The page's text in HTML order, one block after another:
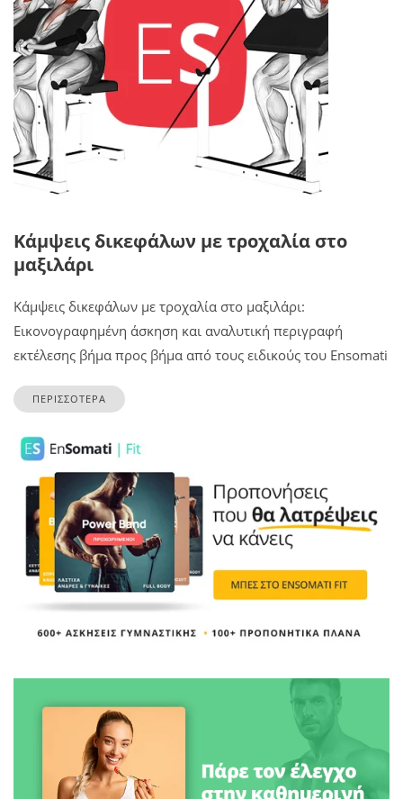
Κάμψεις δικεφάλων με τροχαλία στο
μαξιλάρι
Κάμψεις δικεφάλων με τροχαλία στο μαξιλάρι:
Εικονογραφημένη άσκηση και αναλυτική περιγραφή
εκτέλεσης βήμα προς βήμα από τους ειδικούς του Ensomati
ΠΕΡΙΣΣΟΤΕΡΑ